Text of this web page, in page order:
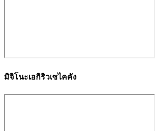
มิจิโนะเอกิริวเซไคคัง